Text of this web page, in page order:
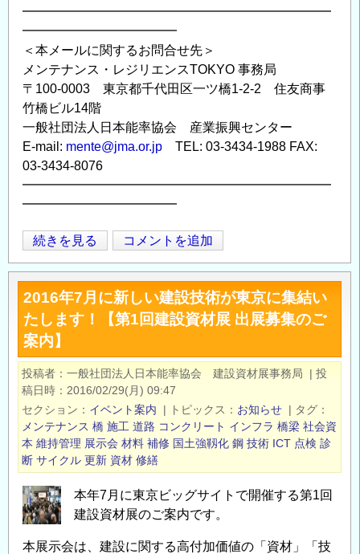
━━━━━━━━━━━━━━━━━━━━━━━━
━━━━━━━━━━━━
＜本メールに関するお問合せ先＞
メンテナンス・レジリエンスTOKYO 事務局
〒100-0003 東京都千代田区一ツ橋1-2-2 住友商事
竹橋ビル14階
一般社団法人日本能率協会 産業振興センター
E-mail: mente@jma.or.jp TEL: 03-3434-1988 FAX:
03-3434-8076
━━━━━━━━━━━━━━━━━━━━━━━━
━━━━━━━━━━━━
建
設
技
術
者
に
向
け
2
つ
の
門
展
示
続きを見る コメントを追加
2016年7月に新しい建設技術が東京に集結い
たします！【第1回建設資材展 出展募集のご
案内】
投稿者 一般社団法人日本能率協会 建設資材展事務局 | 投
稿日時
2016/02/29(月) 09:47
セクション
イベント案内 | トピックス お知らせ | タグ
メンテナンス 橋 施工 道路 コンクリート インフラ 橋梁 社会資
本 維持管理 展示会 材料 補修 国土強靱化 鋼 技術 ICT 点検 診
断 サイクル 更新 資材 修繕
本年7月に東京ビッグサイトで開催する第1回
建設資材展のご案内です。
本展示会は、建設に関する高付加価値の「資材」「技